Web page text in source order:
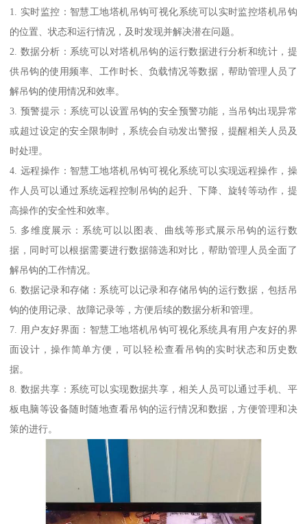
1. 实时监控：智慧工地塔机吊钩可视化系统可以实时监控塔机吊钩
的位置、状态和运行情况，及时发现并解决潜在问题。
2. 数据分析：系统可以对塔机吊钩的运行数据进行分析和统计，提
供吊钩的使用频率、工作时长、负载情况等数据，帮助管理人员了
解吊钩的使用情况和效率。
3. 预警提示：系统可以设置吊钩的安全预警功能，当吊钩出现异常
或超过设定的安全限制时，系统会自动发出警报，提醒相关人员及
时处理。
4. 远程操作：智慧工地塔机吊钩可视化系统可以实现远程操作，操
作人员可以通过系统远程控制吊钩的起升、下降、旋转等动作，提
高操作的安全性和效率。
5. 多维度展示：系统可以以图表、曲线等形式展示吊钩的运行数
据，同时可以根据需要进行数据筛选和对比，帮助管理人员全面了
解吊钩的工作情况。
6. 数据记录和存储：系统可以记录和存储吊钩的运行数据，包括吊
钩的使用记录、故障记录等，方便后续的数据分析和管理。
7. 用户友好界面：智慧工地塔机吊钩可视化系统具有用户友好的界
面设计，操作简单方便，可以轻松查看吊钩的实时状态和历史数
据。
8. 数据共享：系统可以实现数据共享，相关人员可以通过手机、平
板电脑等设备随时随地查看吊钩的运行情况和数据，方便管理和决
策的进行。